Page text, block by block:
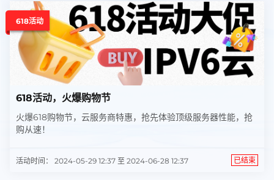
618活动
618活动，火爆购物节
火爆618购物节，云服务商特惠，抢先体验顶级服务器性能，抢
购从速！
活动时间： 2024-05-29 12:37 至 2024-06-28 12:37 已结束